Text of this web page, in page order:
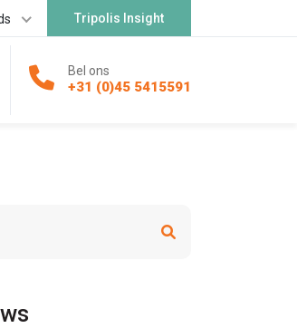
Tripolis Insight
Bel ons
+31 (0)45 5415591